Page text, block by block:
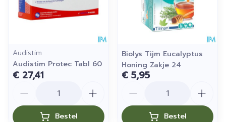
Audistim
Audistim Protec Tabl 60
€ 27,41
Bestel
Biolys Tijm Eucalyptus
Honing Zakje 24
€ 5,95
Bestel